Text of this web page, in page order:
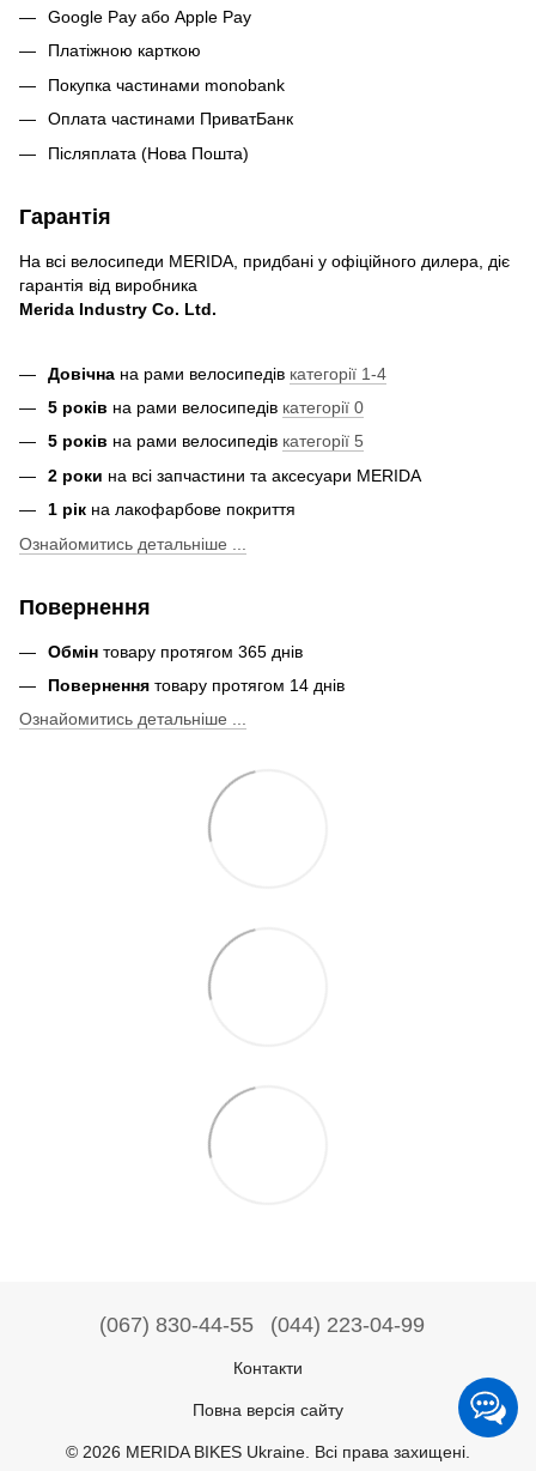
Google Pay або Apple Pay
Платіжною карткою
Покупка частинами monobank
Оплата частинами ПриватБанк
Післяплата (Нова Пошта)
Гарантія
На всі велосипеди MERIDA, придбані у офіційного дилера, діє
гарантія від виробника
Merida Industry Co. Ltd.
Довічна на рами велосипедів категорії 1-4
5 років на рами велосипедів категорії 0
5 років на рами велосипедів категорії 5
2 роки на всі запчастини та аксесуари MERIDA
1 рік на лакофарбове покриття
Ознайомитись детальніше ...
Повернення
Обмін товару протягом 365 днів
Повернення товару протягом 14 днів
Ознайомитись детальніше ...
(067) 830-44-55 (044) 223-04-99
Контакти
Повна версія сайту
© 2026 MERIDA BIKES Ukraine. Всі права захищені.